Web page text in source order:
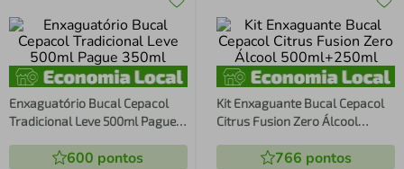
Enxaguatório Bucal Cepacol
Tradicional Leve 500ml Pague
600 pontos
Kit Enxaguante Bucal Cepacol
Citrus Fusion Zero Álcool
766 pontos